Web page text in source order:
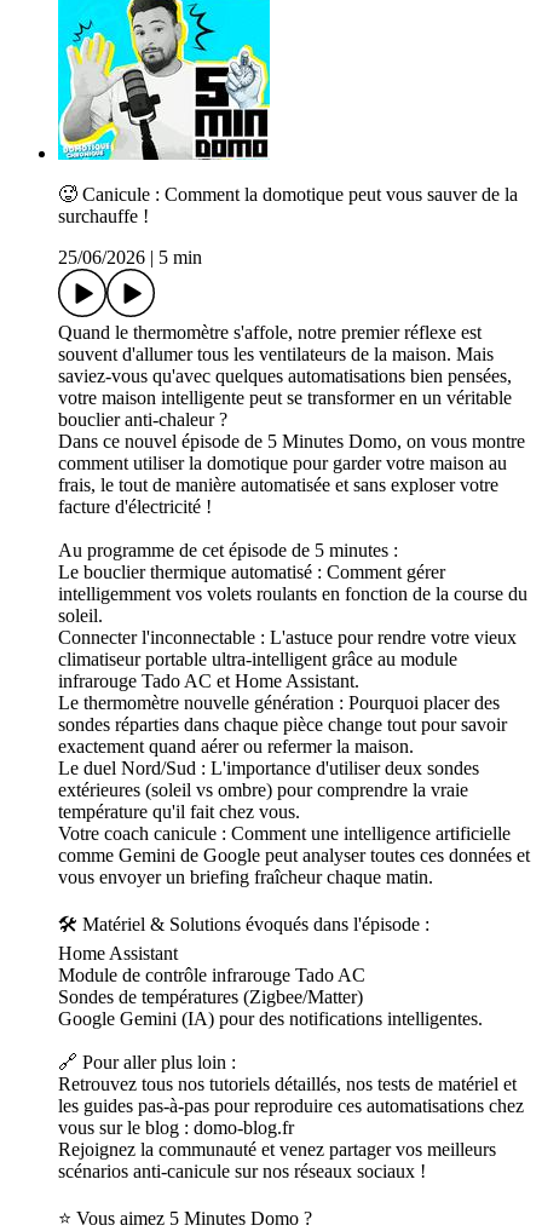
🥵 Canicule : Comment la domotique peut vous sauver de la
surchauffe !
25/06/2026
5 min
Quand le thermomètre s'affole, notre premier réflexe est
souvent d'allumer tous les ventilateurs de la maison. Mais
saviez-vous qu'avec quelques automatisations bien pensées,
votre maison intelligente peut se transformer en un véritable
bouclier anti-chaleur ?
Dans ce nouvel épisode de 5 Minutes Domo, on vous montre
comment utiliser la domotique pour garder votre maison au
frais, le tout de manière automatisée et sans exploser votre
facture d'électricité !
Au programme de cet épisode de 5 minutes :
Le bouclier thermique automatisé : Comment gérer
intelligemment vos volets roulants en fonction de la course du
soleil.
Connecter l'inconnectable : L'astuce pour rendre votre vieux
climatiseur portable ultra-intelligent grâce au module
infrarouge Tado AC et Home Assistant.
Le thermomètre nouvelle génération : Pourquoi placer des
sondes réparties dans chaque pièce change tout pour savoir
exactement quand aérer ou refermer la maison.
Le duel Nord/Sud : L'importance d'utiliser deux sondes
extérieures (soleil vs ombre) pour comprendre la vraie
température qu'il fait chez vous.
Votre coach canicule : Comment une intelligence artificielle
comme Gemini de Google peut analyser toutes ces données et
vous envoyer un briefing fraîcheur chaque matin.
🛠 Matériel & Solutions évoqués dans l'épisode :
Home Assistant
Module de contrôle infrarouge Tado AC
Sondes de températures (Zigbee/Matter)
Google Gemini (IA) pour des notifications intelligentes.
🔗 Pour aller plus loin :
Retrouvez tous nos tutoriels détaillés, nos tests de matériel et
les guides pas-à-pas pour reproduire ces automatisations chez
vous sur le blog : domo-blog.fr
Rejoignez la communauté et venez partager vos meilleurs
scénarios anti-canicule sur nos réseaux sociaux !
⭐ Vous aimez 5 Minutes Domo ?